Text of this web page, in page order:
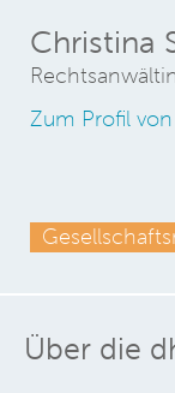
Christina
Zum Profil
Über die